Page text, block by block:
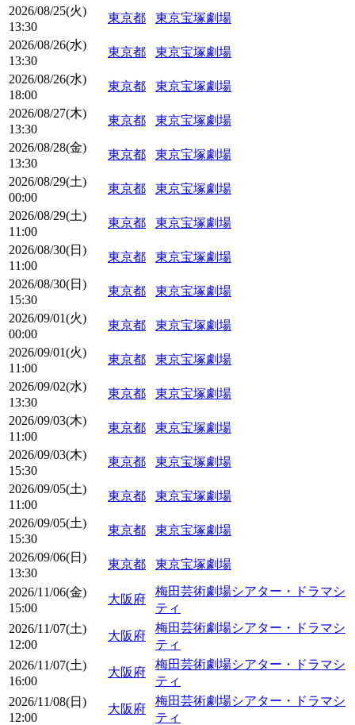
2026/08/25(火)
13:30
東京都
東京宝塚劇場
2026/08/26(水)
13:30
東京都
東京宝塚劇場
2026/08/26(水)
18:00
東京都
東京宝塚劇場
2026/08/27(木)
13:30
東京都
東京宝塚劇場
2026/08/28(金)
13:30
東京都
東京宝塚劇場
2026/08/29(土)
00:00
東京都
東京宝塚劇場
2026/08/29(土)
11:00
東京都
東京宝塚劇場
2026/08/30(日)
11:00
東京都
東京宝塚劇場
2026/08/30(日)
15:30
東京都
東京宝塚劇場
2026/09/01(火)
00:00
東京都
東京宝塚劇場
2026/09/01(火)
11:00
東京都
東京宝塚劇場
2026/09/02(水)
13:30
東京都
東京宝塚劇場
2026/09/03(木)
11:00
東京都
東京宝塚劇場
2026/09/03(木)
15:30
東京都
東京宝塚劇場
2026/09/05(土)
11:00
東京都
東京宝塚劇場
2026/09/05(土)
15:30
東京都
東京宝塚劇場
2026/09/06(日)
13:30
東京都 東京宝塚劇場
2026/11/06(金)
15:00
大阪府
梅田芸術劇場シアター・ドラマシ
ティ
2026/11/07(土)
12:00
大阪府
梅田芸術劇場シアター・ドラマシ
ティ
2026/11/07(土)
16:00
大阪府
梅田芸術劇場シアター・ドラマシ
ティ
2026/11/08(日)
12:00
大阪府
梅田芸術劇場シアター・ドラマシ
ティ